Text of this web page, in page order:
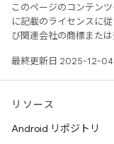
このページのコンテン
に記載のライセンスに
び関連会社の商標または
最終更新日 2025-12-04
リソース
Android リポジトリ